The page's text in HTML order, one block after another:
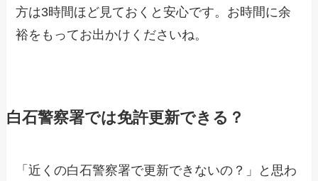
方は3時間ほど見ておくと安心です。お時間に余
裕をもってお出かけくださいね。
白石警察署では免許更新できる？
「近くの白石警察署で更新できないの？」と思わ